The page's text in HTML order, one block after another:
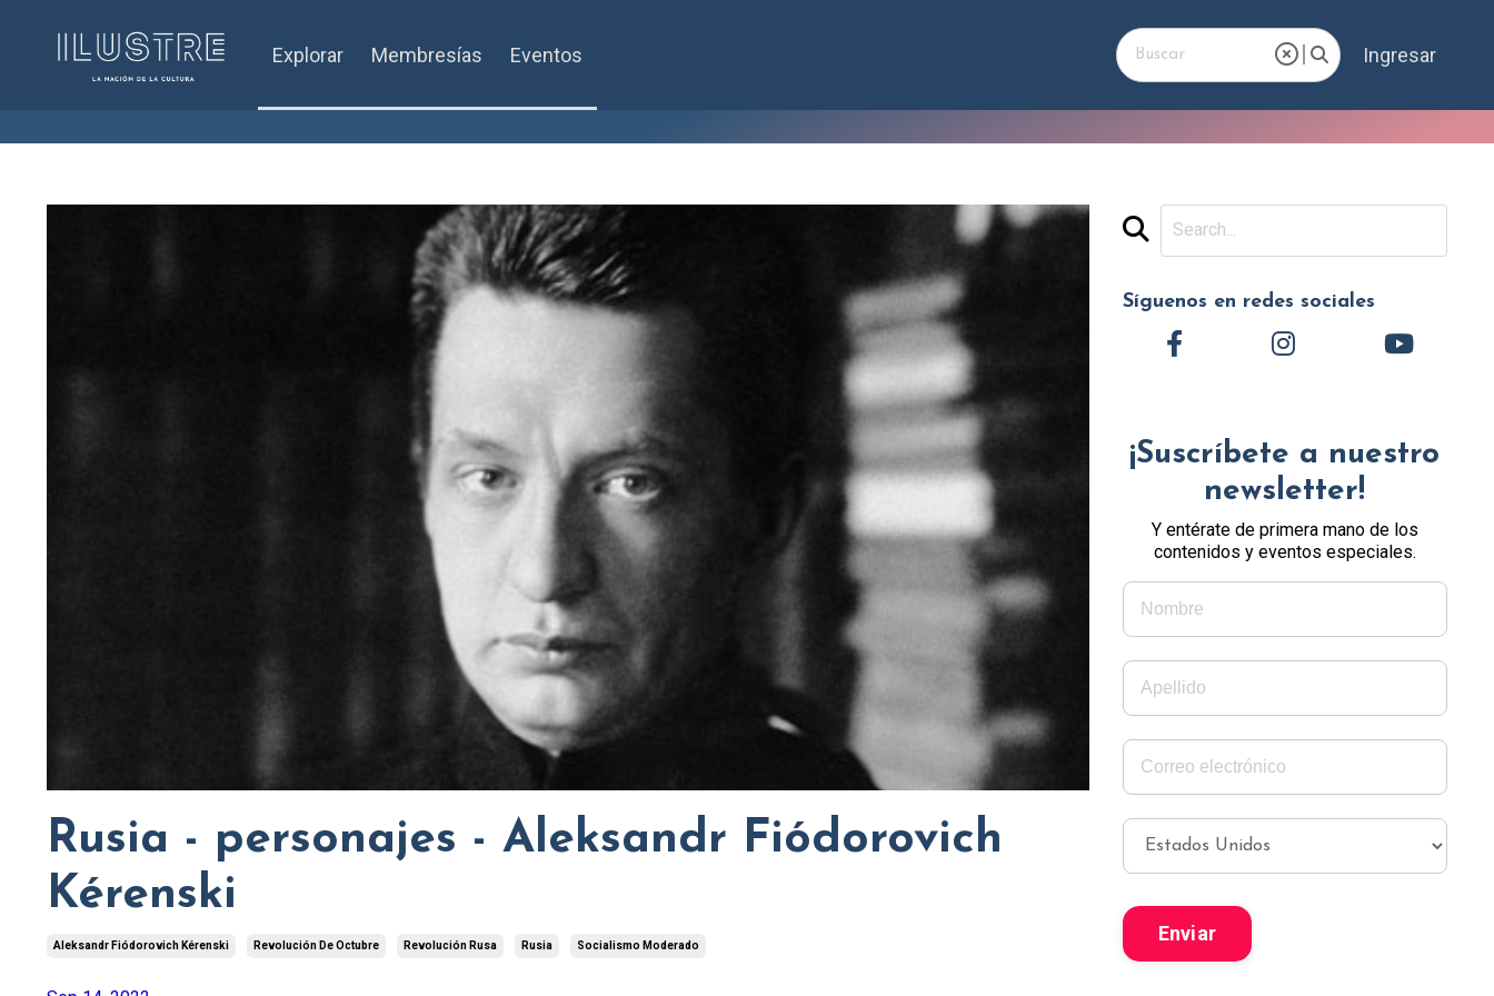
Explorar Membresías Eventos Ingresar
Rusia - personajes - Aleksandr Fiódorovich
Kérenski
Aleksandr Fiódorovich Kérenski Revolución De Octubre Revolución Rusa Rusia Socialismo Moderado
Síguenos en redes sociales
¡Suscríbete a nuestro
newsletter!
Y entérate de primera mano de los
contenidos y eventos especiales.
Enviar